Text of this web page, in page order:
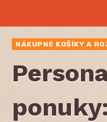
NÁKUPNÉ KOŠÍKY A